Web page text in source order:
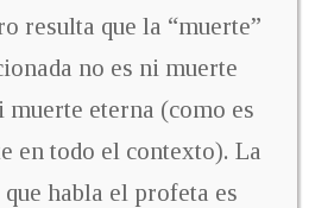
resulta que la “muerte”
no es ni muerte
eterna (como es
en todo el contexto). La
habla el profeta es